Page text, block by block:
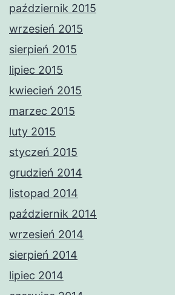
październik 2015
wrzesień 2015
sierpień 2015
lipiec 2015
kwiecień 2015
marzec 2015
luty 2015
styczeń 2015
grudzień 2014
listopad 2014
październik 2014
wrzesień 2014
sierpień 2014
lipiec 2014